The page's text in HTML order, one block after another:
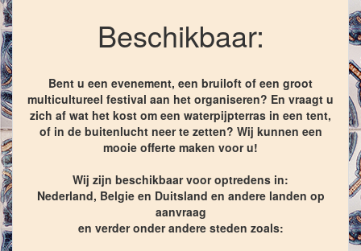
Beschikbaar:
Bent u een evenement, een bruiloft of een groot
multicultureel festival aan het organiseren? En vraagt u
zich af wat het kost om een waterpijpterras in een tent,
of in de buitenlucht neer te zetten? Wij kunnen een
mooie offerte maken voor u!
Wij zijn beschikbaar voor optredens in:
Nederland, Belgie en Duitsland en andere landen op
aanvraag
en verder onder andere steden zoals: